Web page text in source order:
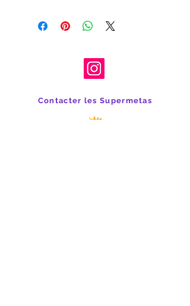
Contacter les Supermetas